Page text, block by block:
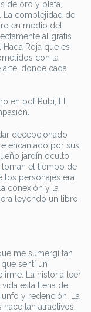
de oro y plata,
La complejidad de
en medio del
al gratis
Roja que es
con la
arte, donde cada
en pdf Rubi, El
decepcionado
encantado por sus
jardín oculto
el tiempo de
los personajes era
conexión y la
leyendo un libro
me sumergí tan
sentí un
irme. La historia leer
está llena de
y redención. La
tan atractivos,